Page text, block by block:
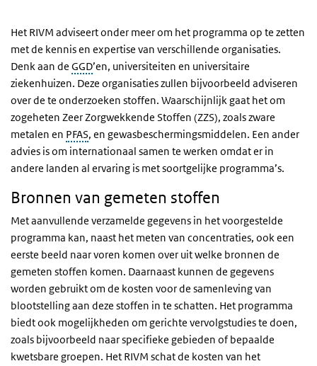
Het RIVM adviseert onder meer om het programma op te zetten
met de kennis en expertise van verschillende organisaties.
Denk aan de GGD’en, universiteiten en universitaire
ziekenhuizen. Deze organisaties zullen bijvoorbeeld adviseren
over de te onderzoeken stoffen. Waarschijnlijk gaat het om
zogeheten Zeer Zorgwekkende Stoffen (ZZS), zoals zware
metalen en PFAS, en gewasbeschermingsmiddelen. Een ander
advies is om internationaal samen te werken omdat er in
andere landen al ervaring is met soortgelijke programma’s.
Bronnen van gemeten stoffen
Met aanvullende verzamelde gegevens in het voorgestelde
programma kan, naast het meten van concentraties, ook een
eerste beeld naar voren komen over uit welke bronnen de
gemeten stoffen komen. Daarnaast kunnen de gegevens
worden gebruikt om de kosten voor de samenleving van
blootstelling aan deze stoffen in te schatten. Het programma
biedt ook mogelijkheden om gerichte vervolgstudies te doen,
zoals bijvoorbeeld naar specifieke gebieden of bepaalde
kwetsbare groepen. Het RIVM schat de kosten van het